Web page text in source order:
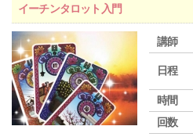
イーチンタロット入門
講師
日程
時間
回数